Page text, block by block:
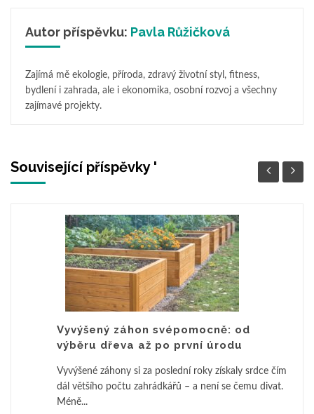
Autor příspěvku: Pavla Růžičková
Zajímá mě ekologie, příroda, zdravý životní styl, fitness,
bydlení i zahrada, ale i ekonomika, osobní rozvoj a všechny
zajímavé projekty.
Související příspěvky '
Vyvýšený záhon svépomocně: od
výběru dřeva až po první úrodu
Vyvýšené záhony si za poslední roky získaly srdce čím
dál většího počtu zahrádkářů – a není se čemu divat.
Méně...